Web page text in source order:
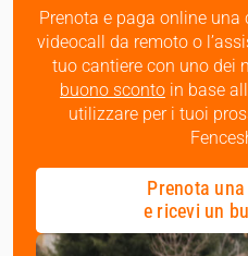
Prenota e paga online
videocall da remoto o
tuo cantiere con uno dei
buono sconto in base
utilizzare per i tuoi
Prenota
e ricevi un